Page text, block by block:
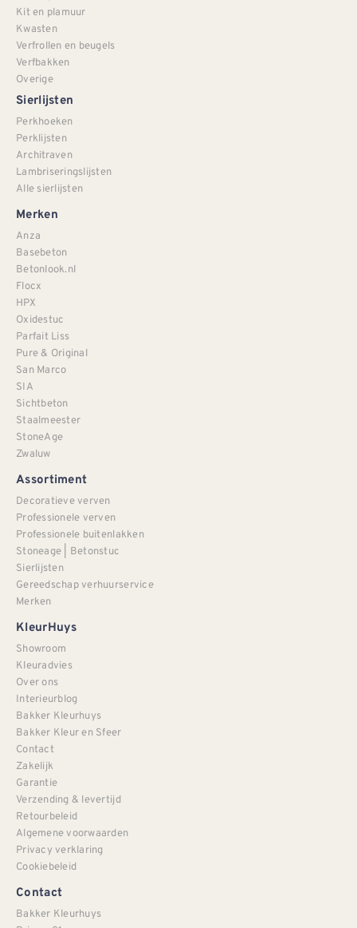
Kit en plamuur
Kwasten
Verfrollen en beugels
Verfbakken
Overige
Sierlijsten
Perkhoeken
Perklijsten
Architraven
Lambriseringslijsten
Alle sierlijsten
Merken
Anza
Basebeton
Betonlook.nl
Flocx
HPX
Oxidestuc
Parfait Liss
Pure & Original
San Marco
SIA
Sichtbeton
Staalmeester
StoneAge
Zwaluw
Assortiment
Decoratieve verven
Professionele verven
Professionele buitenlakken
Stoneage | Betonstuc
Sierlijsten
Gereedschap verhuurservice
Merken
KleurHuys
Showroom
Kleuradvies
Over ons
Interieurblog
Bakker Kleurhuys
Bakker Kleur en Sfeer
Contact
Zakelijk
Garantie
Verzending & levertijd
Retourbeleid
Algemene voorwaarden
Privacy verklaring
Cookiebeleid
Contact
Bakker Kleurhuys